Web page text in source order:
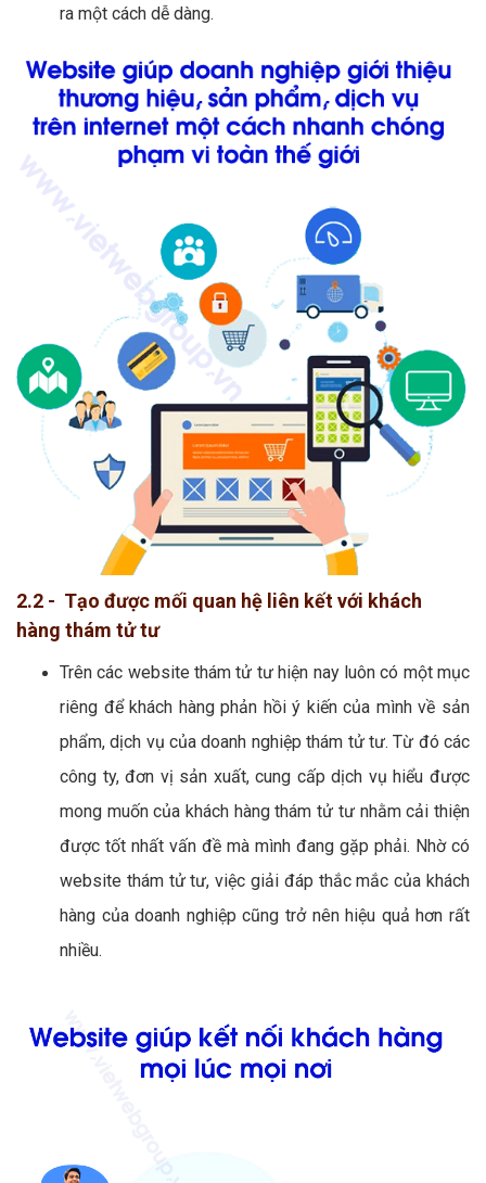
ra một cách dễ dàng.
2.2 - Tạo được mối quan hệ liên kết với khách
hàng thám tử tư
Trên các website thám tử tư hiện nay luôn có một mục
riêng để khách hàng phản hồi ý kiến của mình về sản
phẩm, dịch vụ của doanh nghiệp thám tử tư. Từ đó các
công ty, đơn vị sản xuất, cung cấp dịch vụ hiểu được
mong muốn của khách hàng thám tử tư nhằm cải thiện
được tốt nhất vấn đề mà mình đang gặp phải. Nhờ có
website thám tử tư, việc giải đáp thắc mắc của khách
hàng của doanh nghiệp cũng trở nên hiệu quả hơn rất
nhiều.